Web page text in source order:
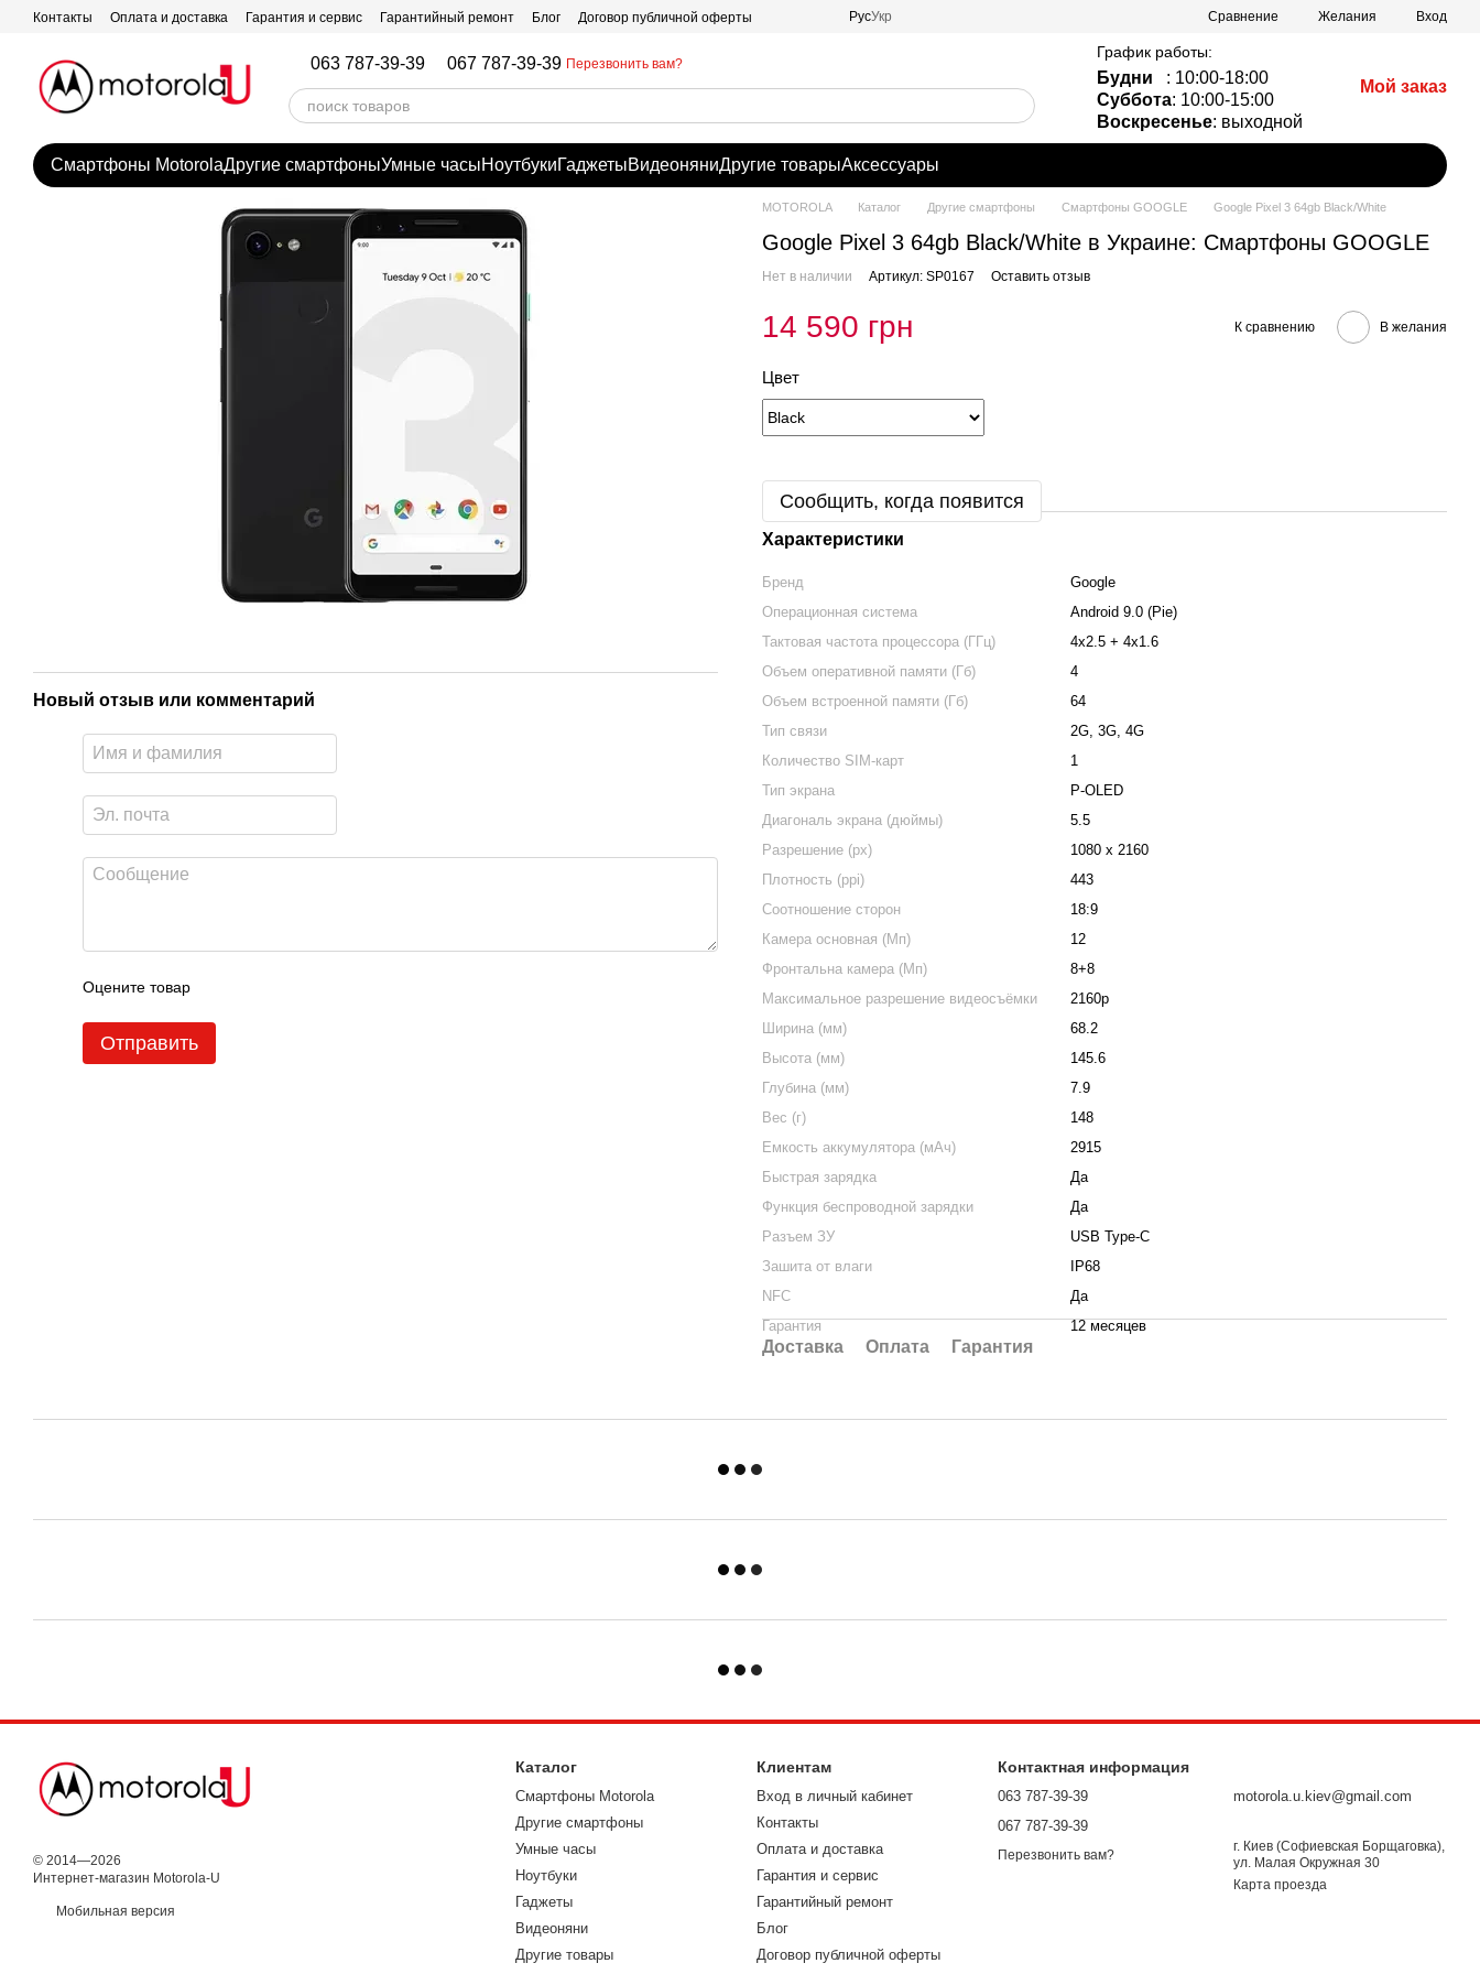
Перейти к основному контенту
Контакты Оплата и доставка Гарантия и сервис Гарантийный ремонт Блог Договор публичной оферты РусУкр Сравнение Желания Вход
063 787-39-39 067 787-39-39 Перезвонить вам?
График работы:
Будни
: 10:00-18:00
Суббота: 10:00-15:00
Воскресенье: выходной
Мой заказ
Смартфоны MotorolaДругие смартфоныУмные часыНоутбукиГаджетыВидеоняниДругие товарыАксессуары
Новый отзыв или комментарий
Оцените товар
Отправить
MOTOROLA Каталог Другие смартфоны Смартфоны GOOGLE Google Pixel 3 64gb Black/White
Google Pixel 3 64gb Black/White в Украине: Смартфоны GOOGLE
Нет в наличии Артикул: SP0167 Оставить отзыв
14 590 грн К сравнению В желания
Цвет
Сообщить, когда появится
Характеристики
Бренд
Google
Операционная система
Android 9.0 (Pie)
Тактовая частота процессора (ГГц)
4x2.5 + 4x1.6
Объем оперативной памяти (Гб)
4
Объем встроенной памяти (Гб)
64
Тип связи
2G, 3G, 4G
Количество SIM-карт
1
Тип экрана
P-OLED
Диагональ экрана (дюймы)
5.5
Разрешение (px)
1080 x 2160
Плотность (ppi)
443
Соотношение сторон
18:9
Камера основная (Мп)
12
Фронтальна камера (Мп)
8+8
Максимальное разрешение видеосъёмки
2160p
Ширина (мм)
68.2
Высота (мм)
145.6
Глубина (мм)
7.9
Вес (г)
148
Емкость аккумулятора (мАч)
2915
Быстрая зарядка
Да
Функция беспроводной зарядки
Да
Разъем ЗУ
USB Type-C
Зашита от влаги
IP68
NFC
Да
Гарантия
12 месяцев
Доставка Оплата Гарантия
© 2014—2026
Интернет-магазин Motorola-U
Мобильная версия
Каталог
Смартфоны Motorola
Другие смартфоны
Умные часы
Ноутбуки
Гаджеты
Видеоняни
Другие товары
Клиентам
Вход в личный кабинет
Контакты
Оплата и доставка
Гарантия и сервис
Гарантийный ремонт
Блог
Договор публичной оферты
Контактная информация
063 787-39-39
067 787-39-39
Перезвонить вам?
motorola.u.kiev@gmail.com
г. Киев (Софиевская Борщаговка),
ул. Малая Окружная 30
Карта проезда